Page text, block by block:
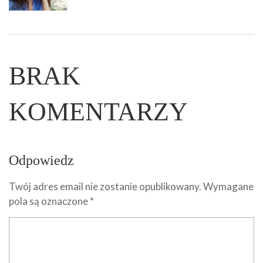
BRAK
KOMENTARZY
Odpowiedz
Twój adres email nie zostanie opublikowany.Wymagane
pola są oznaczone*